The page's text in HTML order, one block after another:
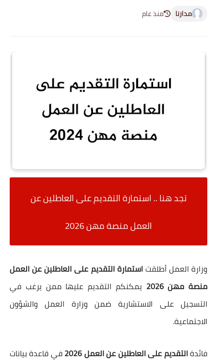
مدارنا منذ عام
تجد هنا .. استمارة التقديم على العاطلين عن
العمل منصة مهن 2026
وزارة العمل أطلقتاستمارة التقديم على العاطلين عن العمل
منصة مهن 2026
يمكنكم التقديم عليها ممن يرغب في
التسجيل على الاستشارية ضمن وزارة العمل والشؤون
الاجتماعية.
فائدةالتقديم على العاطلين عن العمل 2026
في قاعدة بيانات